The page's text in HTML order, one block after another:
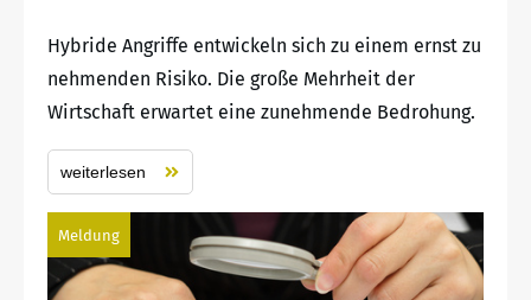
Hybride Angriffe entwickeln sich zu einem ernst zu
nehmenden Risiko. Die große Mehrheit der
Wirtschaft erwartet eine zunehmende Bedrohung.
weiterlesen
Meldung